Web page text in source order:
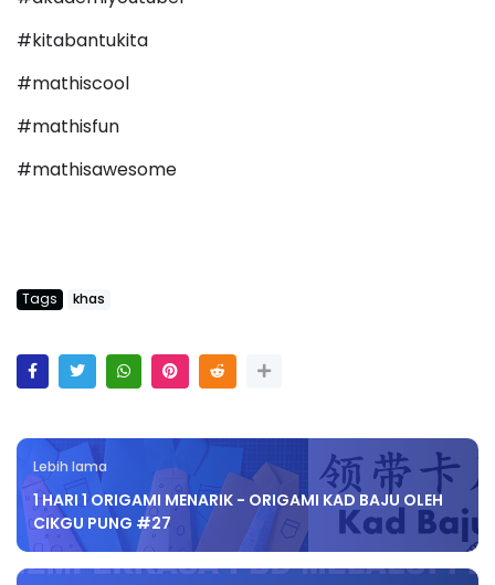
#kitabantukita
#mathiscool
#mathisfun
#mathisawesome
Tags khas
Lebih lama
1 HARI 1 ORIGAMI MENARIK - ORIGAMI KAD BAJU OLEH
CIKGU PUNG #27